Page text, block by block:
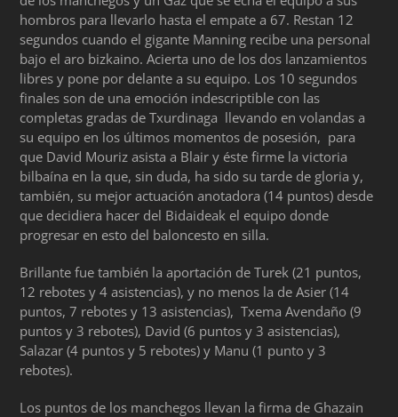
hombros para llevarlo hasta el empate a 67. Restan 12
segundos cuando el gigante Manning recibe una personal
bajo el aro bizkaino. Acierta uno de los dos lanzamientos
libres y pone por delante a su equipo. Los 10 segundos
finales son de una emoción indescriptible con las
completas gradas de Txurdinaga llevando en volandas a
su equipo en los últimos momentos de posesión, para
que David Mouriz asista a Blair y éste firme la victoria
bilbaína en la que, sin duda, ha sido su tarde de gloria y,
también, su mejor actuación anotadora (14 puntos) desde
que decidiera hacer del Bidaideak el equipo donde
progresar en esto del baloncesto en silla.
Brillante fue también la aportación de Turek (21 puntos,
12 rebotes y 4 asistencias), y no menos la de Asier (14
puntos, 7 rebotes y 13 asistencias), Txema Avendaño (9
puntos y 3 rebotes), David (6 puntos y 3 asistencias),
Salazar (4 puntos y 5 rebotes) y Manu (1 punto y 3
rebotes).
Los puntos de los manchegos llevan la firma de Ghazain